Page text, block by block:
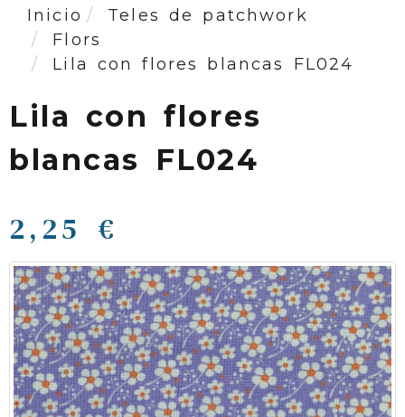
Inicio
Teles de patchwork
Flors
Lila con flores blancas FL024
Lila con flores
blancas FL024
2,25 €